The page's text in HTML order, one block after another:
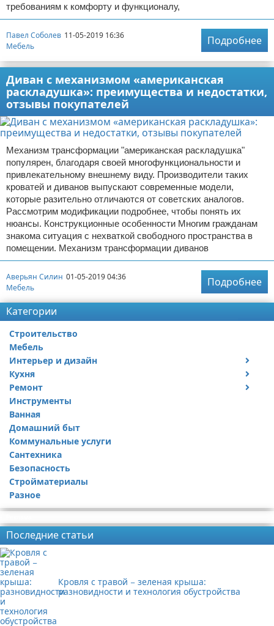
требованиям к комфорту и функционалу,
Павел Соболев 11-05-2019 16:36
Мебель
Подробнее
Диван с механизмом «американская
раскладушка»: преимущества и недостатки,
отзывы покупателей
Механизм трансформации "американская раскладушка"
популярен, благодаря своей многофункциональности и
привлекательному внешнему виду. Производители таких
кроватей и диванов выпускают современные модели,
которые разительно отличаются от советских аналогов.
Рассмотрим модификации подробнее, чтобы понять их
нюансы. Конструкционные особенности Многим гражданам
знакома ситуация с нехваткой свободного пространства в
помещении. Механизм трансформации диванов
Аверьян Силин 01-05-2019 04:36
Мебель
Подробнее
Категории
Строительство
Мебель
Интерьер и дизайн
Дизайн дачи
Дизайн квартиры
Кухня
Посуда
Ремонт
Ремонт дачи
Ремонт квартиры
Инструменты
Ванная
Домашний быт
Коммунальные услуги
Сантехника
Безопасность
Стройматериалы
Разное
Последние статьи
Кровля с травой − зеленая крыша:
разновидности и технология обустройства